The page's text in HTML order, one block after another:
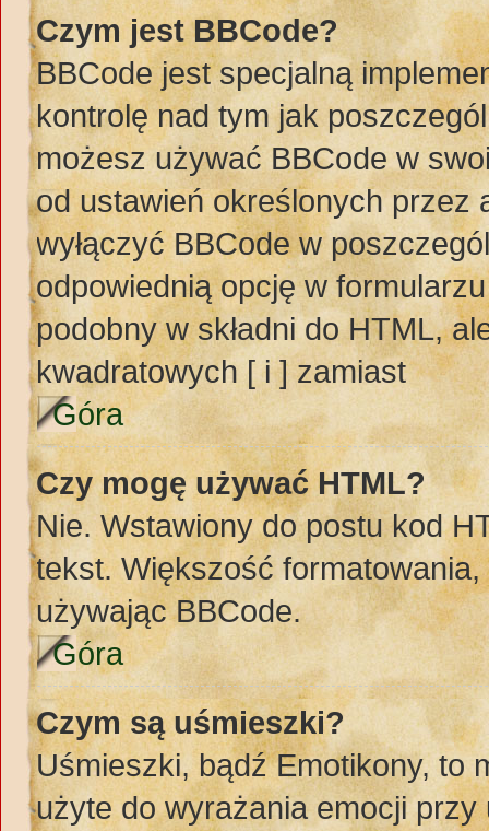
Czym jest BBCode?
BBCode jest specjalną
kontrolę nad tym jak
możesz używać BBCode w
od ustawień określonych przez
wyłączyć BBCode w
odpowiednią opcję w
podobny w składni do HTML,
kwadratowych [ i ] zamiast
Góra
Czy mogę używać HTML?
Nie. Wstawiony do postu kod
tekst. Większość
używając BBCode.
Góra
Czym są uśmieszki?
Uśmieszki, bądź Emotikony, to
użyte do wyrażania emocji